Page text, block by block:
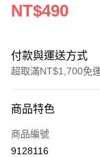
NT$490
付款與運送方式
超取滿NT$1,700免
信用卡一次付款
超商取貨付款
商品特色
商品編號
9128116